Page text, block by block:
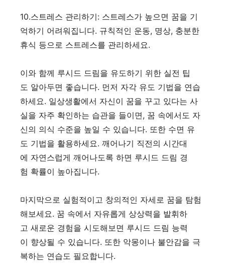
10.스트레스 관리하기: 스트레스가 높으면 꿈을 기
억하기 어려워집니다. 규칙적인 운동, 명상, 충분한
휴식 등으로 스트레스를 관리하세요.
이와 함께 루시드 드림을 유도하기 위한 실전 팁
도 알아두면 좋습니다. 먼저 자각 유도 기법을 연습
하세요. 일상생활에서 자신이 꿈을 꾸고 있다는 사
실을 자주 확인하는 습관을 들이면, 꿈 속에서도 자
신의 의식 수준을 높일 수 있습니다. 또한 수면 유
도 기법을 활용하세요. 깨어나기 직전의 시간대
에 자연스럽게 깨어나도록 하면 루시드 드림 경
험 확률이 높아집니다.
마지막으로 실험적이고 창의적인 자세로 꿈을 탐험
해보세요. 꿈 속에서 자유롭게 상상력을 발휘하
고 새로운 경험을 시도해보면 루시드 드림 능력
이 향상될 수 있습니다. 또한 악몽이나 불안감을 극
복하는 연습도 필요합니다.